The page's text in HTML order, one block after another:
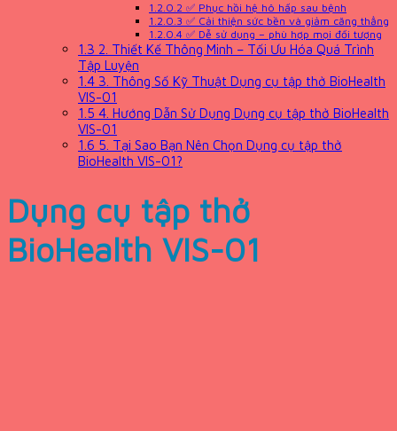
1.2.0.2 ✅ Phục hồi hệ hô hấp sau bệnh
1.2.0.3 ✅ Cải thiện sức bền và giảm căng thẳng
1.2.0.4 ✅ Dễ sử dụng – phù hợp mọi đối tượng
1.3 2. Thiết Kế Thông Minh – Tối Ưu Hóa Quá Trình
Tập Luyện
1.4 3. Thông Số Kỹ Thuật Dụng cụ tập thở BioHealth
VIS-01
1.5 4. Hướng Dẫn Sử Dụng Dụng cụ tập thở BioHealth
VIS-01
1.6 5. Tại Sao Bạn Nên Chọn Dụng cụ tập thở
BioHealth VIS-01?
Dụng cụ tập thở
BioHealth VIS-01